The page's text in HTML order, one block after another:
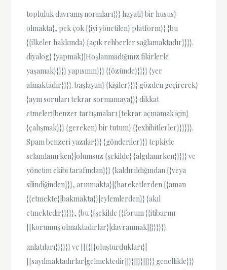
topluluk davranış normları}}} hayati} bir husus}
olmakta}, pek çok {{iyi yönetilen} platform}} {bu
{{ilkeler hakkında} {açık rehberler sağlamaktadır}}}}.
diyalog} {yapmak}|Hoşlanmadığınız fikirlerle
yaşamak}}}}} yapısının}}} {{özünde}}}}} {yer
almaktadır}}}}. başlayan} {kişiler}}}} gözden geçirerek}
{aynı soruları tekrar sormamaya}}} dikkat
etmeleri|benzer tartışmaları {tekrar açmamak için}
{çalışmak}}} {gereken} bir tutum} {{exhibitlerler}}}}}}.
Spam benzeri yazılar}}} {gönderiler}}} tepkiyle
selamlanırken}|olumsuz {şekilde} {algılanırken}}}}} ve
yönetim ekibi tarafından}}} {kaldırıldığından {{veya
silindiğinden}}}, arınmakta}|{hareketlerden {{aman
{{etmekte}|bakmakta}}|eylemlerden}} {akıl
etmektedir}}}}}, {bu {{şekilde {{forum {{itibarını
[[korumuş olmaktadırlar}|davranmak]]}}}}}}.
anlatıları}}}}}} ve [[{{[[oluşturdukları}|
[[sayılmaktadırlar|gelmektedir]]}}]]}}]]}}} genellikle}}}